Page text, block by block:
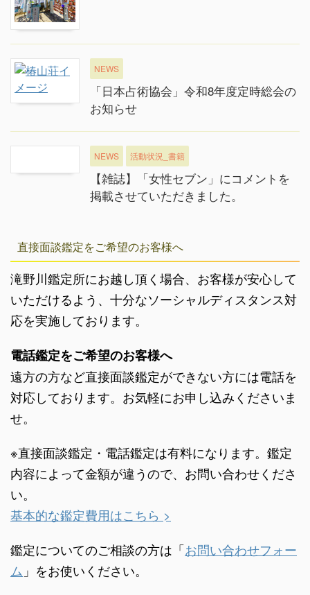
NEWS
「日本占術協会」令和8年度定時総会の
お知らせ
NEWS 活動状況_書籍
【雑誌】「女性セブン」にコメントを
掲載させていただきました。
直接面談鑑定をご希望のお客様へ
滝野川鑑定所にお越し頂く場合、お客様が安心して
いただけるよう、十分なソーシャルディスタンス対
応を実施しております。
電話鑑定をご希望のお客様へ
遠方の方など直接面談鑑定ができない方には電話を
対応しております。お気軽にお申し込みくださいま
せ。
※直接面談鑑定・電話鑑定は有料になります。鑑定
内容によって金額が違うので、お問い合わせくださ
い。
基本的な鑑定費用はこちら >
鑑定についてのご相談の方は「お問い合わせフォー
ム 」をお使いください。